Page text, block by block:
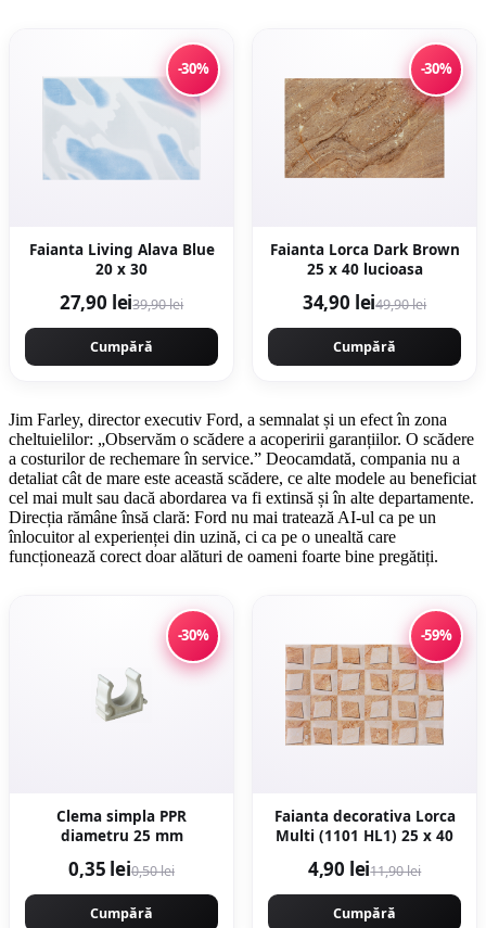
-30%
Faianta Living Alava Blue
20 x 30
27,90 lei39,90 lei
Cumpără
-30%
Faianta Lorca Dark Brown
25 x 40 lucioasa
34,90 lei49,90 lei
Cumpără
Jim Farley, director executiv Ford, a semnalat și un efect în zona
cheltuielilor: „Observăm o scădere a acoperirii garanțiilor. O scădere
a costurilor de rechemare în service.” Deocamdată, compania nu a
detaliat cât de mare este această scădere, ce alte modele au beneficiat
cel mai mult sau dacă abordarea va fi extinsă și în alte departamente.
Direcția rămâne însă clară: Ford nu mai tratează AI-ul ca pe un
înlocuitor al experienței din uzină, ci ca pe o unealtă care
funcționează corect doar alături de oameni foarte bine pregătiți.
-30%
Clema simpla PPR
diametru 25 mm
0,35 lei0,50 lei
Cumpără
-59%
Faianta decorativa Lorca
Multi (1101 HL1) 25 x 40
4,90 lei11,90 lei
Cumpără